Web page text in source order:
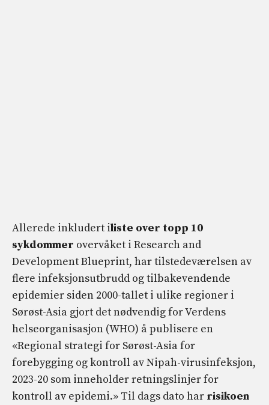
Allerede inkludert iliste over topp 10
sykdommer overvåket i Research and
Development Blueprint, har tilstedeværelsen av
flere infeksjonsutbrudd og tilbakevendende
epidemier siden 2000-tallet i ulike regioner i
Sørøst-Asia gjort det nødvendig for Verdens
helseorganisasjon (WHO) å publisere en
«Regional strategi for Sørøst-Asia for
forebygging og kontroll av Nipah-virusinfeksjon,
2023-20 som inneholder retningslinjer for
kontroll av epidemi.» Til dags dato har risikoen